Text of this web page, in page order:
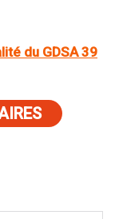
du GDSA 39